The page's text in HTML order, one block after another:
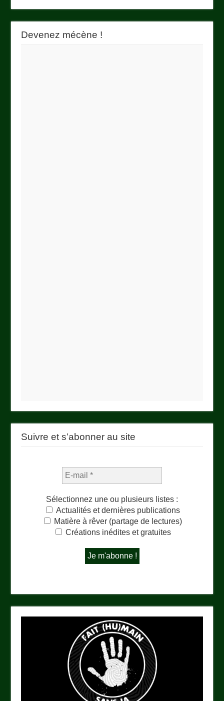
Devenez mécène !
Suivre et s’abonner au site
Sélectionnez une ou plusieurs listes :
Actualités et dernières publications
Matière à rêver (partage de lectures)
Créations inédites et gratuites